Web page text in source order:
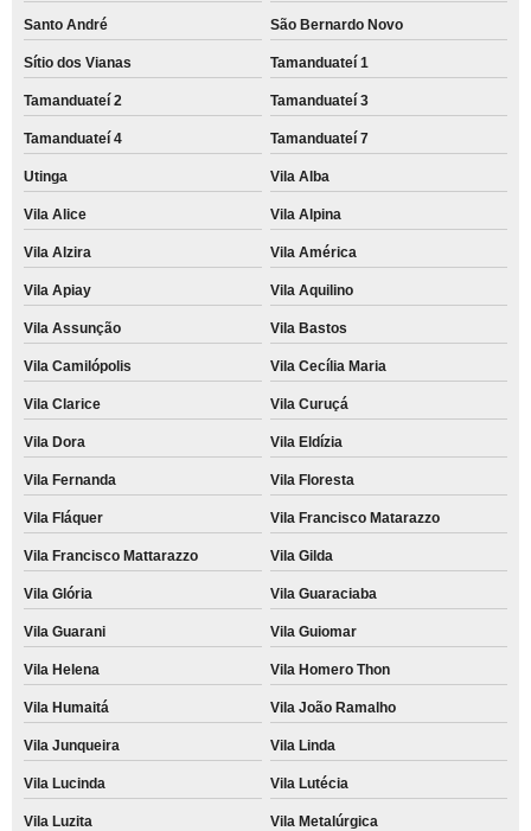
Santo André São Bernardo Novo
Sítio dos Vianas Tamanduateí 1
Tamanduateí 2 Tamanduateí 3
Tamanduateí 4 Tamanduateí 7
Utinga Vila Alba
Vila Alice Vila Alpina
Vila Alzira Vila América
Vila Apiay Vila Aquilino
Vila Assunção Vila Bastos
Vila Camilópolis Vila Cecília Maria
Vila Clarice Vila Curuçá
Vila Dora Vila Eldízia
Vila Fernanda Vila Floresta
Vila Fláquer Vila Francisco Matarazzo
Vila Francisco Mattarazzo Vila Gilda
Vila Glória Vila Guaraciaba
Vila Guarani Vila Guiomar
Vila Helena Vila Homero Thon
Vila Humaitá Vila João Ramalho
Vila Junqueira Vila Linda
Vila Lucinda Vila Lutécia
Vila Luzita Vila Metalúrgica